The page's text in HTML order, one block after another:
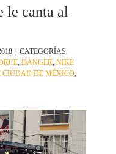
le canta al
CATEGORÍAS:
,DANGER,NIKE
CIUDAD DE MÉXICO,